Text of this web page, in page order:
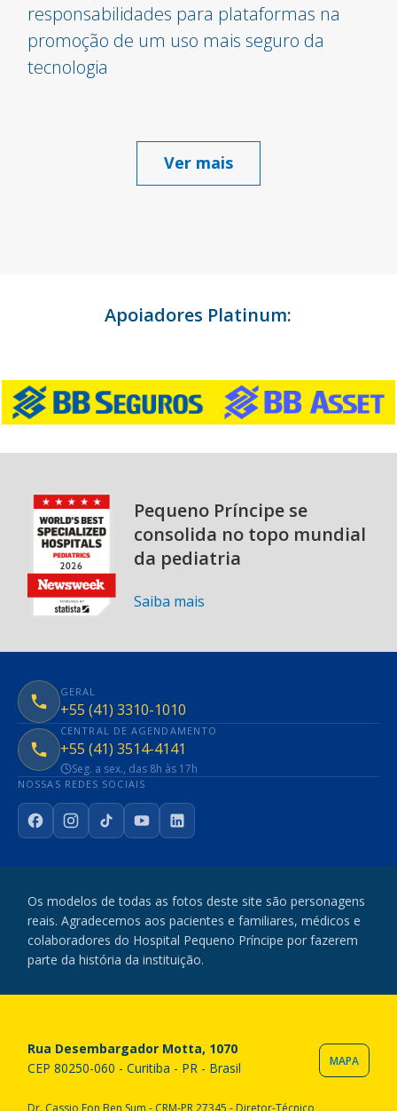
responsabilidades para plataformas na
promoção de um uso mais seguro da
tecnologia
Ver mais
Apoiadores Platinum:
Pequeno Príncipe se
consolida no topo mundial
da pediatria
Saiba mais
GERAL
+55 (41) 3310-1010
CENTRAL DE AGENDAMENTO
+55 (41) 3514-4141
Seg. a sex., das 8h às 17h
NOSSAS REDES SOCIAIS
FacebookInstagram
TikTokYouTubeLinkedIn
Os modelos de todas as fotos deste site são personagens
reais. Agradecemos aos pacientes e familiares, médicos e
colaboradores do Hospital Pequeno Príncipe por fazerem
parte da história da instituição.
Rua Desembargador Motta, 1070
CEP 80250-060 - Curitiba - PR - Brasil
MAPA
Dr. Cassio Fon Ben Sum - CRM-PR 27345 - Diretor-Técnico